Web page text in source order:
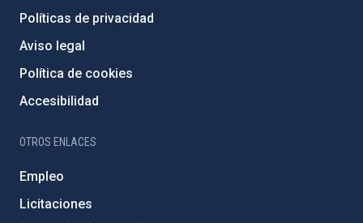
Políticas de privacidad
Aviso legal
Política de cookies
Accesibilidad
OTROS ENLACES
Empleo
Licitaciones